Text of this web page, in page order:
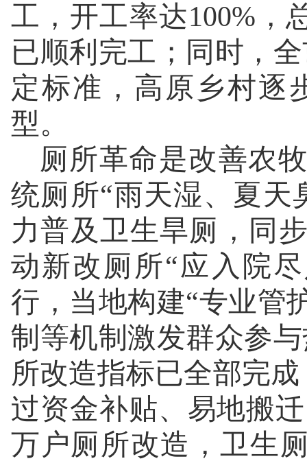
工，开工率达100%，
已顺利完工；同时，
定标准，高原乡村逐
型。
厕所革命是改善农
统厕所“雨天湿、夏天
力普及卫生旱厕，同
动新改厕所“应入院
行，当地构建“专业管
制等机制激发群众参
所改造指标已全部完
过资金补贴、易地搬
万户厕所改造，卫生